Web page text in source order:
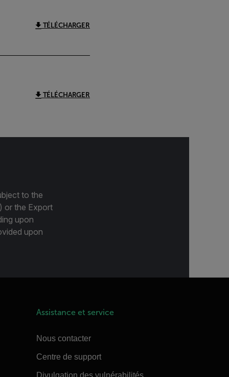
TÉLÉCHARGER
TÉLÉCHARGER
to the
or the Export
upon
upon
Assistance et service
Nous contacter
Centre de support
Divulgation des vulnérabilités